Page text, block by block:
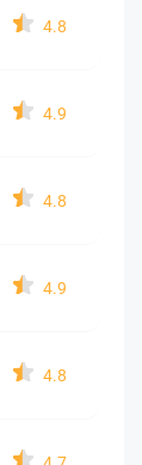
4.8
4.9
4.8
4.9
4.8